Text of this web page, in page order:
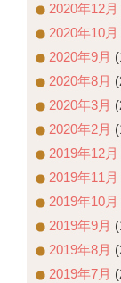
2020年12月
2020年10月
2020年9月
2020年8月
2020年3月
2020年2月
2019年12月
2019年11月
2019年10月
2019年9月
2019年8月
2019年7月